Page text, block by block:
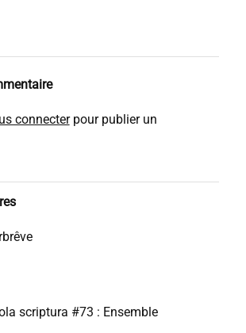
connecterpour publier un
scriptura #73 : Ensemble